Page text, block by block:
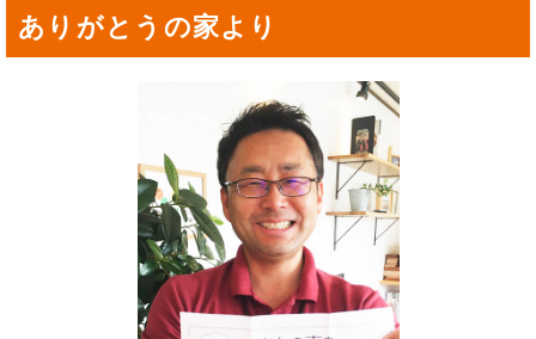
ありがとうの家より